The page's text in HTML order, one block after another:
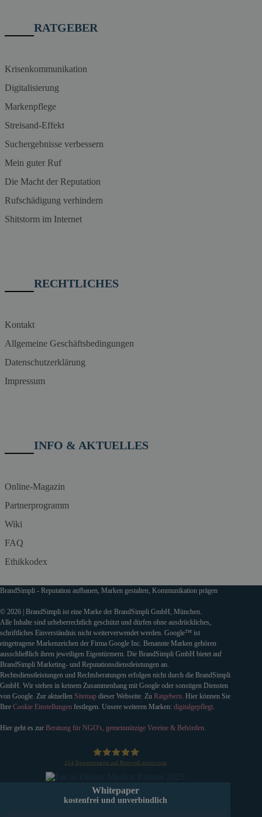
RATGEBER
Krisenkommunikation
Digitalisierung
Markenpflege
Streisand-Effekt
Suchergebnisse verbessern
Mein guter Ruf
Die Macht der Reputation
Rufschädigung verhindern
Shitstorm im Internet
RECHTLICHES
Kontakt
Allgemeine Geschäftsbedingungen
Datenschutzerklärung
Impressum
INFO & AKTUELLES
Online-Magazin
Partnerprogramm
Wiki
FAQ
Ethikkodex
BrandSimpli - Reputation aufbauen, Marken gestalten, Kommunikation prägen
© 2026 | BrandSimpli ist eine Marke der BrandSimpli GmbH, München.
Alle Inhalte sind urheberrechtlich geschützt und dürfen ohne ausdrückliches,
schriftliches Einverständnis nicht weiterverwendet werden. Google™ ist
eingetragene Markenzeichen der Firma Google Inc. Benannte Marken gehören
ausschließlich ihren jeweiligen Eigentürmern. Die BrandSimpli GmbH bietet auf
BrandSimpli Marketing- und Reputationsdienstleistungen an.
Rechtsdienstleistungen und Rechtsberatungen erfolgen nicht durch die BrandSimpli
GmbH. Wir stehen in keinem Zusammenhang mit Google oder sonstigen Diensten
von Google. Zur aktuellen Sitemap dieser Webseite. Zu Ratgebern. Hier können Sie
Ihre Cookie Einstellungen festlegen. Unsere weiteren Marken: digitalgepflegt.
Hier geht es zur Beratung für NGO's, gemeinnützige Vereine & Behörden.
154 Bewertungen auf ProvenExpert.com
Whitepaper
kostenfrei und unverbindlich